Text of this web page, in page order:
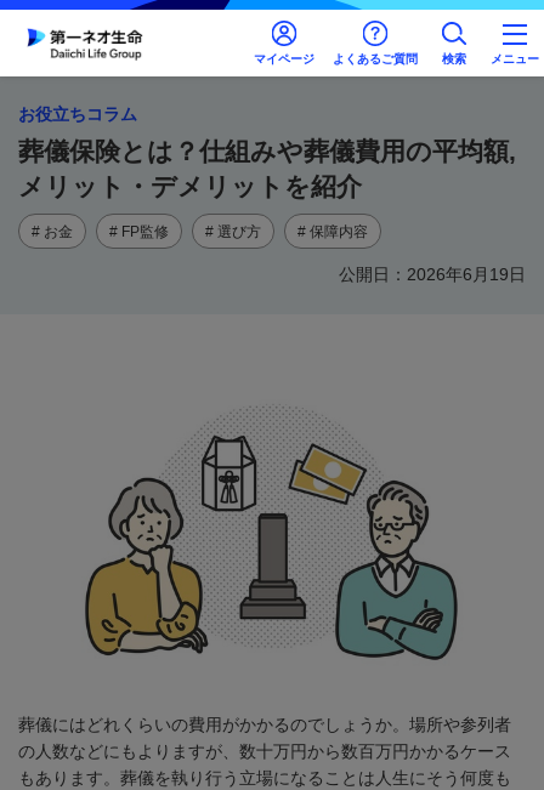
マイページ よくあるご質問 検索 メニュー
お役立ちコラム
葬儀保険とは？仕組みや葬儀費用の平均額,
メリット・デメリットを紹介
# お金 # FP監修 # 選び方 # 保障内容
公開日：2026年6月19日
葬儀にはどれくらいの費用がかかるのでしょうか。場所や参列者
の人数などにもよりますが、数十万円から数百万円かかるケース
もあります。葬儀を執り行う立場になることは人生にそう何度も